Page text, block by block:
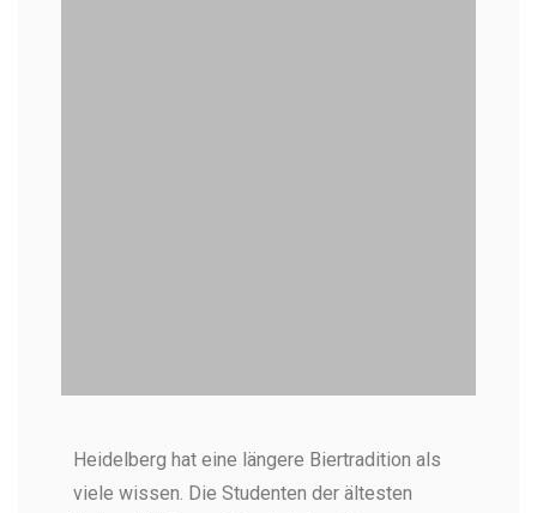
Heidelberg
Auch die Zutaten spielen beim Biertasting eine
Heidelberg hat eine längere Biertradition als
viele wissen. Die Studenten der ältesten